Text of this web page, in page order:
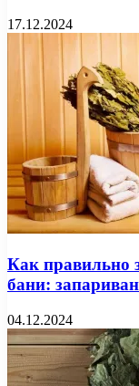
17.12.2024
Как правильно
бани:
04.12.2024